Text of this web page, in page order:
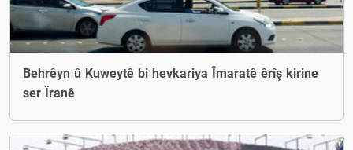
Behrêyn û Kuweytê bi hevkariya Îmaratê êrîş kirine
ser Îranê